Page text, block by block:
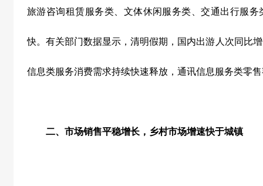
旅游咨询租赁服务类、文体休闲服务类、交通出行服
快。有关部门数据显示，清明假期，国内出游人次同比
信息类服务消费需求持续快速释放，通讯信息服务类零
二、市场销售平稳增长，乡村市场增速快于城镇